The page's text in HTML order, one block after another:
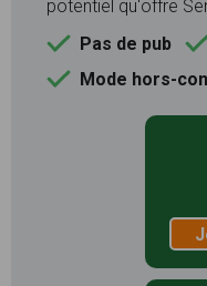
potentiel qu'offre
Pas de pub
Mode hors-